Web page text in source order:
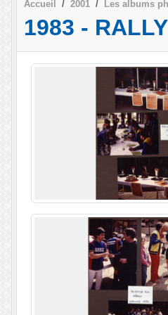
Accueil 2001 Les albums
1983 -